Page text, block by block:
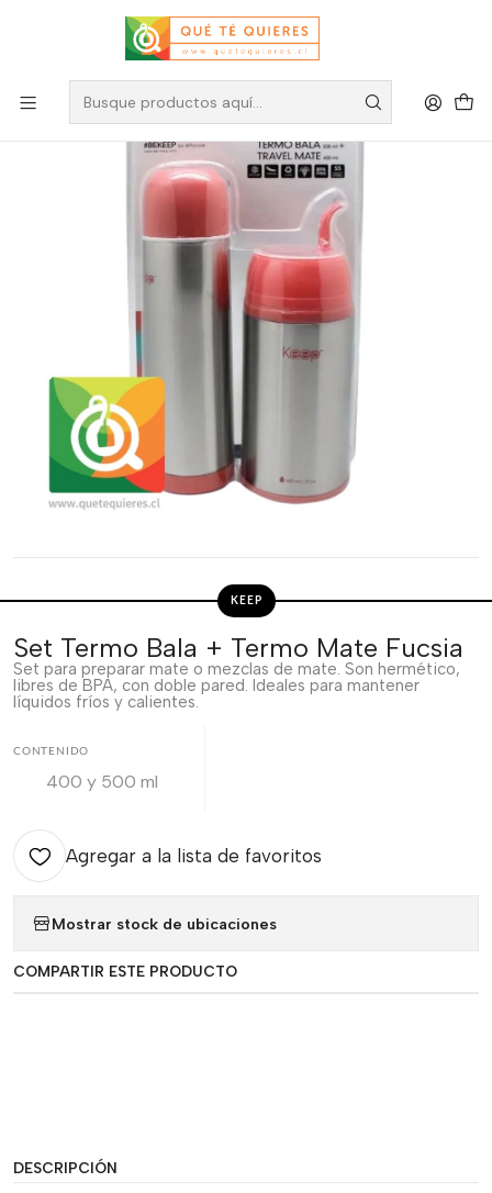
KEEP
Set Termo Bala + Termo Mate Fucsia
Set para preparar mate o mezclas de mate. Son hermético,
libres de BPA, con doble pared. Ideales para mantener
líquidos fríos y calientes.
CONTENIDO
400 y 500 ml
Agregar a la lista de favoritos
Mostrar stock de ubicaciones
COMPARTIR ESTE PRODUCTO
DESCRIPCIÓN